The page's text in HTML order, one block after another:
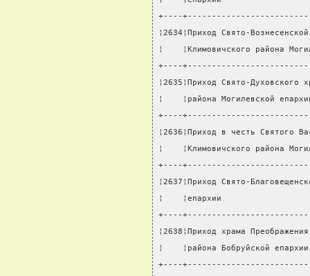
+----
¦2634¦Приход Свято-
¦    ¦Климовичского района
+----
¦2635¦Приход Свято-
¦    ¦района
+----
¦2636¦Приход в честь Святого
¦    ¦Климовичского района
+----
¦2637¦Приход Свято-
¦    ¦епархии
+----
¦2638¦Приход храма
¦    ¦района Бобруйской
+----